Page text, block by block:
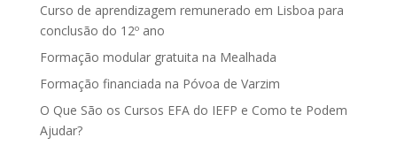
Curso de aprendizagem remunerado em Lisboa para
conclusão do 12º ano
Formação modular gratuita na Mealhada
Formação financiada na Póvoa de Varzim
O Que São os Cursos EFA do IEFP e Como te Podem
Ajudar?